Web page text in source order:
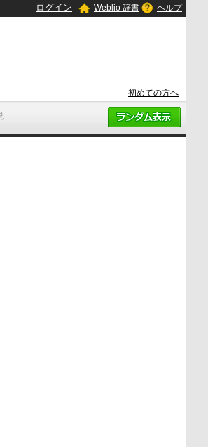
ログイン Weblio 辞書 ヘルプ
初めての方へ